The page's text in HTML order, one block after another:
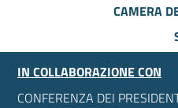
CAMERA
IN COLLABORAZIONE CON
CONFERENZA DEI